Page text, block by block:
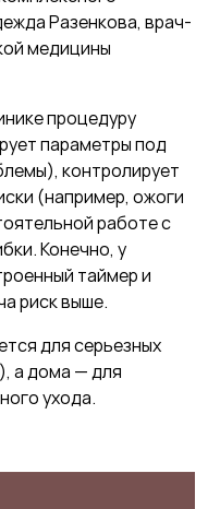
Разенкова, врач-
медицины
процедуру
параметры под
контролирует
(например, ожоги
работе с
Конечно, у
таймер и
риск выше.
для серьезных
а дома — для
ухода.